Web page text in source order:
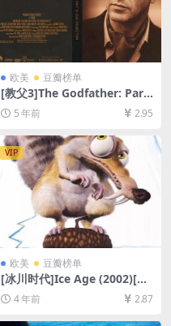
欧美 豆瓣榜单
[教父3]The Godfather: Part
III (1990)[百度网盘+迅雷云盘
资源1080P超清未删减][MP4/
11GB][中英字幕]
5 年前 2.95
VIP
欧美 豆瓣榜单
[冰川时代]Ice Age (2002)[百
度网盘+迅雷云盘资源1080P
超清未删减][MP4/5.2GB][中
英字幕]
4 年前 2.87